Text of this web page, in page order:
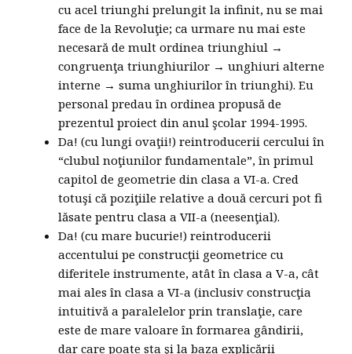
cu acel triunghi prelungit la infinit, nu se mai
face de la Revoluţie; ca urmare nu mai este
necesară de mult ordinea triunghiul →
congruenţa triunghiurilor → unghiuri alterne
interne → suma unghiurilor în triunghi). Eu
personal predau în ordinea propusă de
prezentul proiect din anul şcolar 1994-1995.
Da! (cu lungi ovaţii!) reintroducerii cercului în
“clubul noţiunilor fundamentale”, în primul
capitol de geometrie din clasa a VI-a. Cred
totuşi că poziţiile relative a două cercuri pot fi
lăsate pentru clasa a VII-a (neesenţial).
Da! (cu mare bucurie!) reintroducerii
accentului pe construcţii geometrice cu
diferitele instrumente, atât în clasa a V-a, cât
mai ales în clasa a VI-a (inclusiv construcţia
intuitivă a paralelelor prin translaţie, care
este de mare valoare în formarea gândirii,
dar care poate sta şi la baza explicării